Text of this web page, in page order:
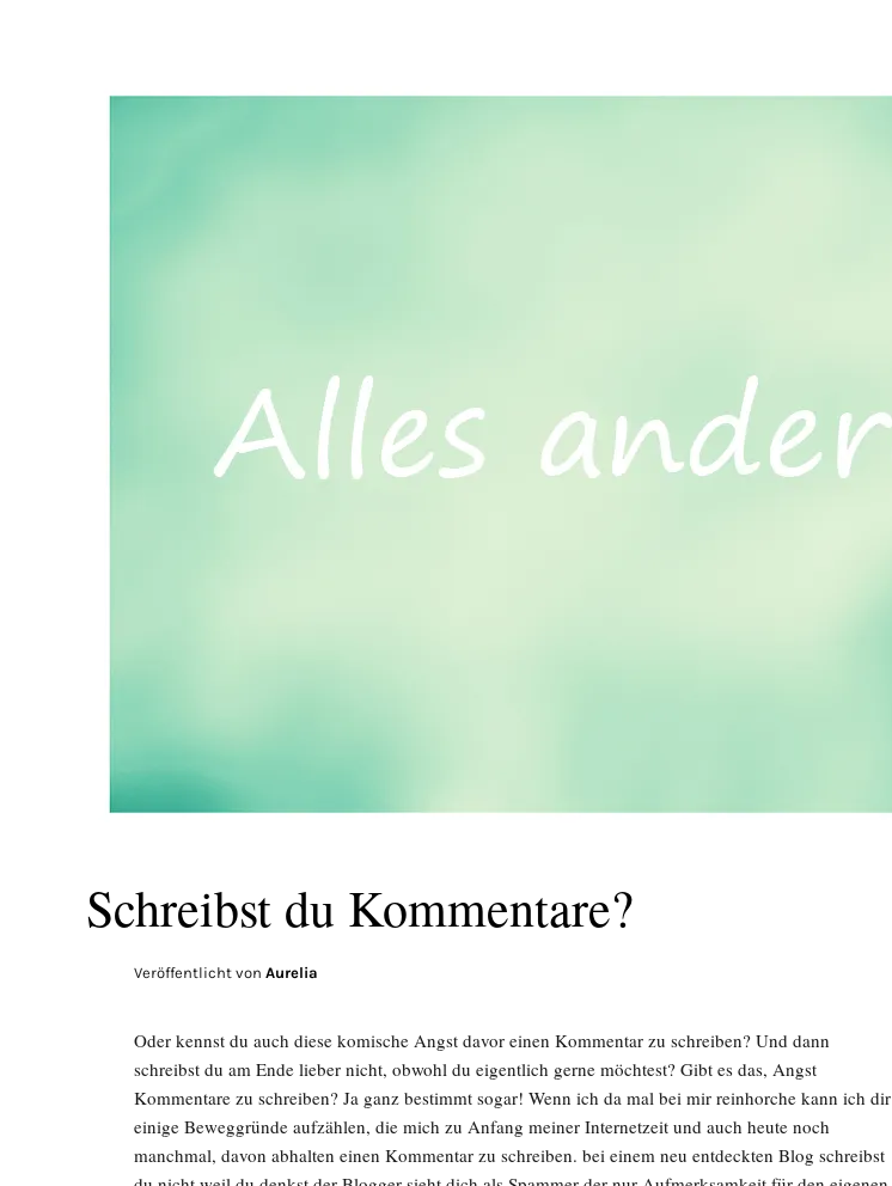
Schreibst du Kommentare?
Veröffentlicht von Aurelia
Oder kennst du auch diese komische Angst davor einen Kommentar zu schreiben? Und dann
schreibst du am Ende lieber nicht, obwohl du eigentlich gerne möchtest? Gibt es das, Angst
Kommentare zu schreiben? Ja ganz bestimmt sogar! Wenn ich da mal bei mir reinhorche kann ich dir
einige Beweggründe aufzählen, die mich zu Anfang meiner Internetzeit und auch heute noch
manchmal, davon abhalten einen Kommentar zu schreiben. bei einem neu entdeckten Blog schreibst